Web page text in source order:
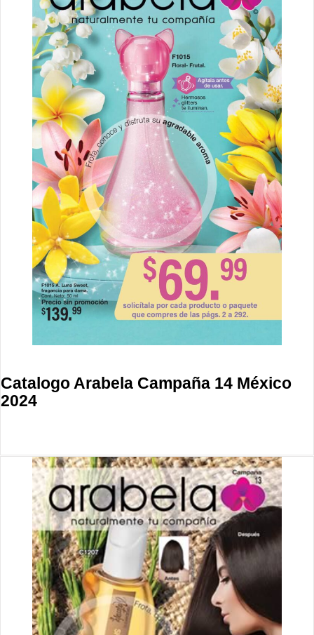
Catalogo Arabela Campaña 14 México
2024